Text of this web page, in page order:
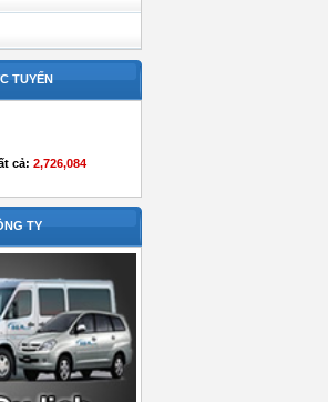
TUYẾN
cả: 2,726,084
TY